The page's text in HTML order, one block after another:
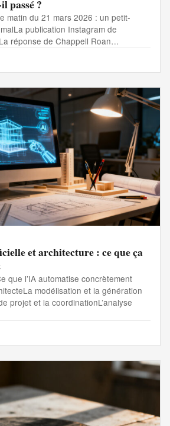
passé ?
matin du 21 mars 2026 : un petit-
publication Instagram de
réponse de Chappell Roan…
et architecture : ce que ça
que l’IA automatise concrètement
modélisation et la génération
projet et la coordinationL’analyse